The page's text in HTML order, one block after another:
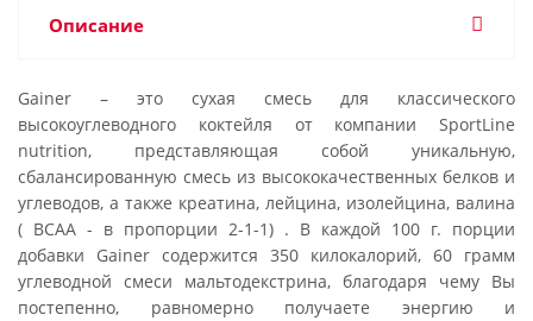
Описание
Gainer – это сухая смесь для классического
высокоуглеводного коктейля от компании SportLine
nutrition, представляющая собой уникальную,
сбалансированную смесь из высококачественных белков и
углеводов, а также креатина, лейцина, изолейцина, валина
( ВСАА - в пропорции 2-1-1) . В каждой 100 г. порции
добавки Gainer содержится 350 килокалорий, 60 грамм
углеводной смеси мальтодекстрина, благодаря чему Вы
постепенно, равномерно получаете энергию и